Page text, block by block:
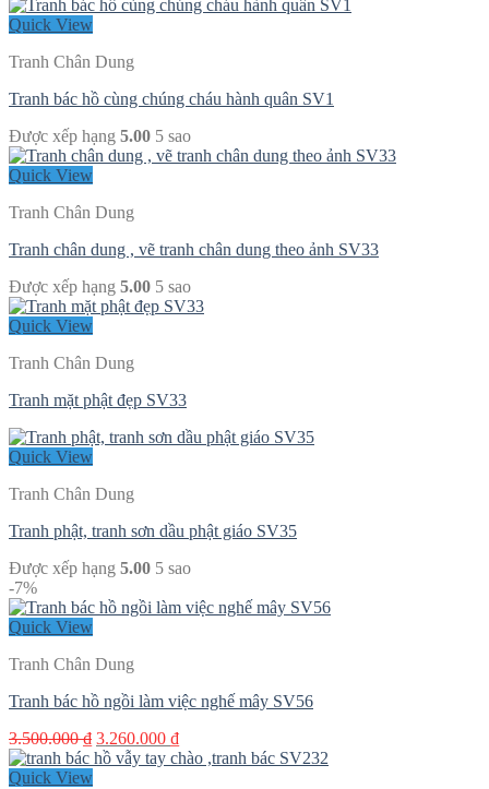
Quick View
Tranh Chân Dung
Tranh bác hồ cùng chúng cháu hành quân SV1
Được xếp hạng 5.00 5 sao
Quick View
Tranh Chân Dung
Tranh chân dung , vẽ tranh chân dung theo ảnh SV33
Được xếp hạng 5.00 5 sao
Quick View
Tranh Chân Dung
Tranh mặt phật đẹp SV33
Quick View
Tranh Chân Dung
Tranh phật, tranh sơn dầu phật giáo SV35
Được xếp hạng 5.00 5 sao
-7%
Quick View
Tranh Chân Dung
Tranh bác hồ ngồi làm việc nghế mây SV56
3.500.000₫ Giá
gốc
3.260.000 ₫Giá
hiện
Quick View